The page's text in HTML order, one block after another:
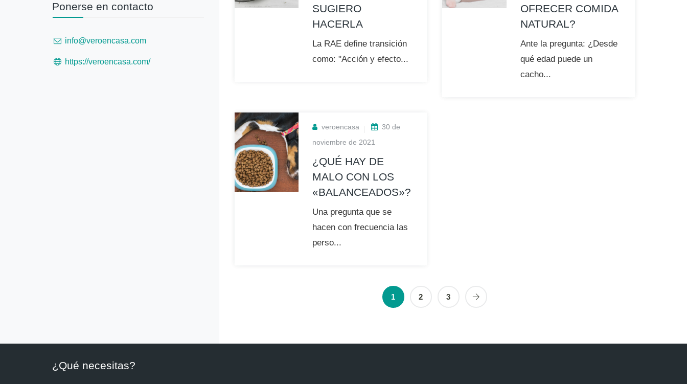
SUGIERO
HACERLA
La RAE define transición
como: "Acción y efecto...
OFRECER COMIDA
NATURAL?
Ante la pregunta: ¿Desde
qué edad puede un
cacho...
veroencasa
30 de
noviembre de 2021
¿QUÉ HAY DE
MALO CON LOS
«BALANCEADOS»?
Una pregunta que se
hacen con frecuencia las
perso...
1 2 3
Ponerse en contacto
info@veroencasa.com
https://veroencasa.com/
¿Qué necesitas?